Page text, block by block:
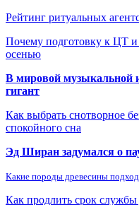
Рейтинг ритуальных
Почему подготовку к ЦТ
осенью
В мировой музыкальной
гигант
Как выбрать снотворное
спокойного сна
Эд Ширан задумался о
Какие породы древесины
Как продлить срок